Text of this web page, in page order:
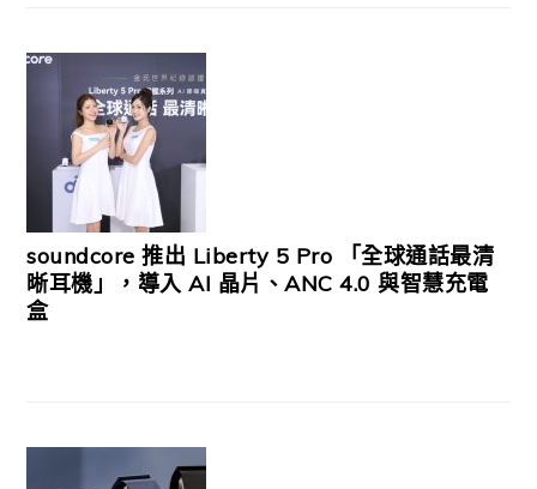
soundcore 推出 Liberty 5 Pro 「全球通話最清
晰耳機」，導入 AI 晶片、ANC 4.0 與智慧充電
盒